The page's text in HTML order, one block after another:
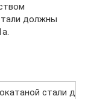
должны
стали для